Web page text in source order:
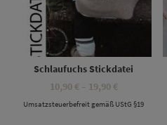
Schlaufuchs Stickdatei
10,90 € – 19,90 €Preisspanne:
bis
Umsatzsteuerbefreit gemäß UStG §19